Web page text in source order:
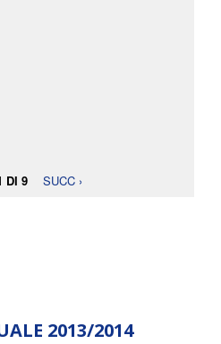
DI 9
SUCC ›
2013/2014